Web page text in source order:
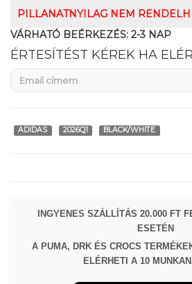
PILLANATNYILAG NEM
VÁRHATÓ BEÉRKEZÉS: 2-3 NAP
ÉRTESÍTÉST KÉREK HA
ADIDAS 2026Q1 BLACK/WHITE
INGYENES SZÁLLÍTÁS 20.000 FT
ESETÉN
A PUMA, DRK ÉS CROCS
ELÉRHETI A 10